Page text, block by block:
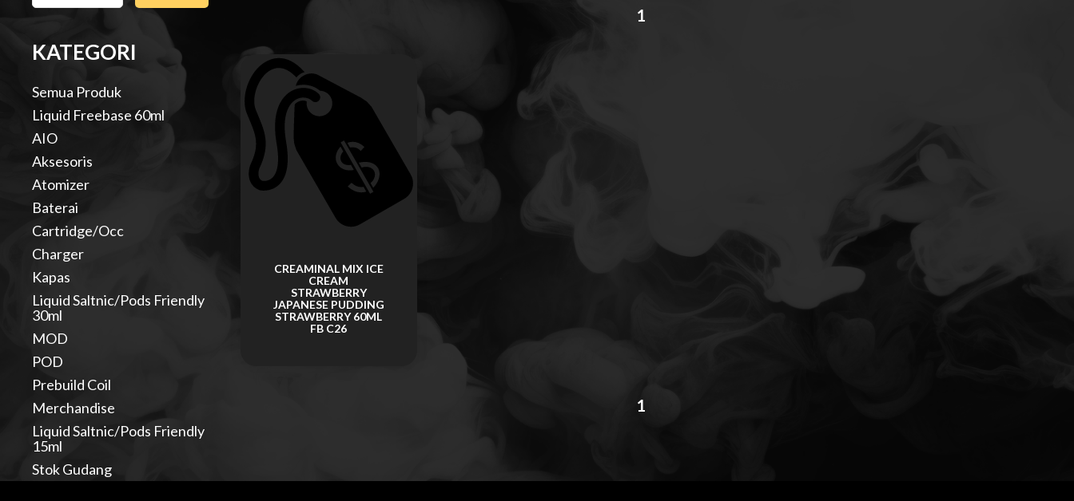
KATEGORI
Semua Produk
Liquid Freebase 60ml
AIO
Aksesoris
Atomizer
Baterai
Cartridge/Occ
Charger
Kapas
Liquid Saltnic/Pods Friendly
30ml
MOD
POD
Prebuild Coil
Merchandise
Liquid Saltnic/Pods Friendly
15ml
Stok Gudang
1
CREAMINAL MIX ICE
CREAM
STRAWBERRY
JAPANESE PUDDING
STRAWBERRY 60ML
FB C26
1